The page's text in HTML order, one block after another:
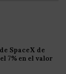
SpaceX de
7% en el valor